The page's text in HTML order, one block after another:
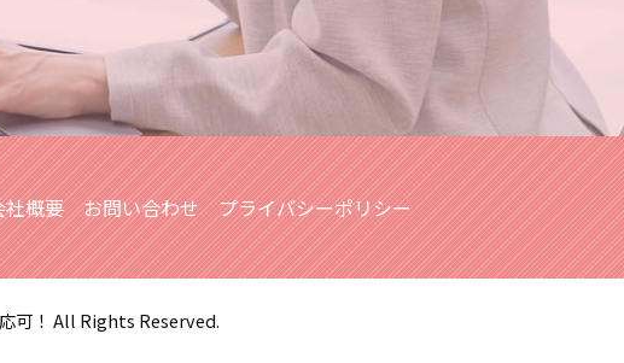
倫調査
ン 浮気不倫調査
調査
社概要 お問い合わせ プライバシーポリシー
可！ All Rights Reserved.